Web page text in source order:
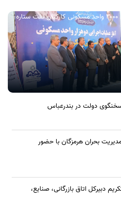
گزارش تصویری/ آیین کلنگ زنی ۲۰۰۰ واحد مسکونی کارکنان نفت ستاره
دولت در بندرعباس
بحران هرمزگان با حضور
دبیرکل اتاق بازرگانی، صنایع،